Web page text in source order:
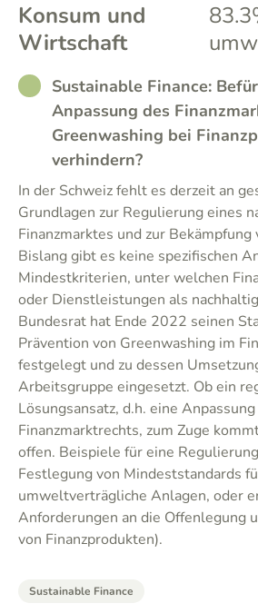
Konsum und
Wirtschaft
RATHER_GOOD
Sustainable Finance:
Anpassung des
Greenwashing bei
verhindern?
In der Schweiz fehlt es derzeit an
Grundlagen zur Regulierung eines
Finanzmarktes und zur
Bislang gibt es keine spezifischen
Mindestkriterien, unter welchen
oder Dienstleistungen als
Bundesrat hat Ende 2022 seinen
Prävention von Greenwashing im
festgelegt und zu dessen
Arbeitsgruppe eingesetzt. Ob ein
Lösungsansatz, d.h. eine
Finanzmarktrechts, zum Zuge
offen. Beispiele für eine
Festlegung von Mindeststandards
umweltverträgliche Anlagen, oder
Anforderungen an die Offenlegung
von Finanzprodukten).
Sustainable Finance